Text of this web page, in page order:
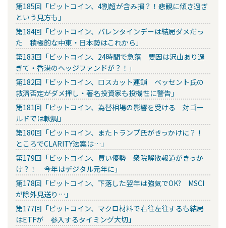
第185回「ビットコイン、4割超が含み損？！悲観に傾き過ぎ
という見方も」
第184回「ビットコイン、バレンタインデーは結局ダメだっ
た 積極的な中東・日本勢はこれから」
第183回「ビットコイン、24時間で急落 要因は沢山あり過
ぎて・香港のヘッジファンドが？！」
第182回「ビットコイン、ロスカット連鎖 ベッセント氏の
救済否定がダメ押し・著名投資家も投機性に警告」
第181回「ビットコイン、為替相場の影響を受ける 対ゴー
ルドでは軟調」
第180回「ビットコイン、またトランプ氏がきっかけに？！
ところでCLARITY法案は…」
第179回「ビットコイン、買い優勢 衆院解散報道がきっか
け？！ 今年はデジタル元年に」
第178回「ビットコイン、下落した翌年は強気でOK? MSCI
が除外見送り…」
第177回「ビットコイン、マクロ材料で右往左往するも結局
はETFが 参入するタイミング大切」